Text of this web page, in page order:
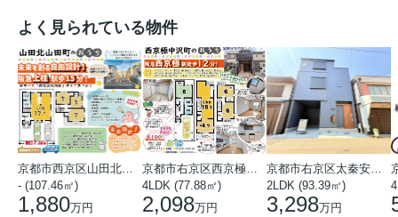
よく見られている物件
- (107.46㎡)
1,880万円
4LDK (77.88㎡)
2,098万円
2LDK (93.39㎡)
3,298万円